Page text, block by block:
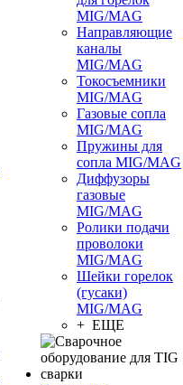
MIG/MAG
Направляющие
каналы
MIG/MAG
Токосъемники
MIG/MAG
Газовые сопла
MIG/MAG
Пружины для
сопла MIG/MAG
Диффузоры
газовые
MIG/MAG
Ролики подачи
проволоки
MIG/MAG
Шейки горелок
(гусаки)
MIG/MAG
+ ЕЩЕ